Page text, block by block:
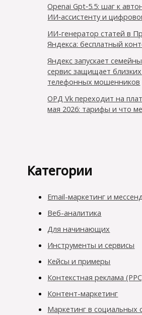
Openai Gpt‑5.5: шаг к
ИИ‑ассистенту и
ИИ-генератор статей в
Яндекса: бесплатный
Яндекс запускает
сервис защищает
телефонных мошенников
ОРД Vk переходит на
мая 2026: тарифы и что
Категории
Email-маркетинг и
Веб-аналитика
Для начинающих
Инструменты и сервисы
Кейсы и примеры
Контекстная реклама
Контент-маркетинг
Маркетинг в социальных